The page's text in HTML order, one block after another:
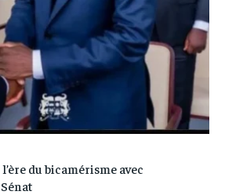
du bicamérisme avec